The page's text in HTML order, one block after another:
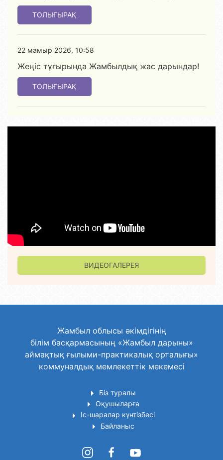
ТОЛЫҒЫРАҚ
22 мамыр 2026, 10:58
Жеңіс тұғырында Жамбылдық жас дарындар!
ТОЛЫҒЫРАҚ
ВИДЕОГАЛЕРЕЯ
Жамбыл облысы әкімдігінің
білім басқармасының «Жамбыл дарыны»
аймақтық ғылыми-практикалық орталығы»
коммуналдық мемлекеттік мекемесі
Біз туралы
Оқушыларға
Іс-шаралар күнтізбесі
Байланыс